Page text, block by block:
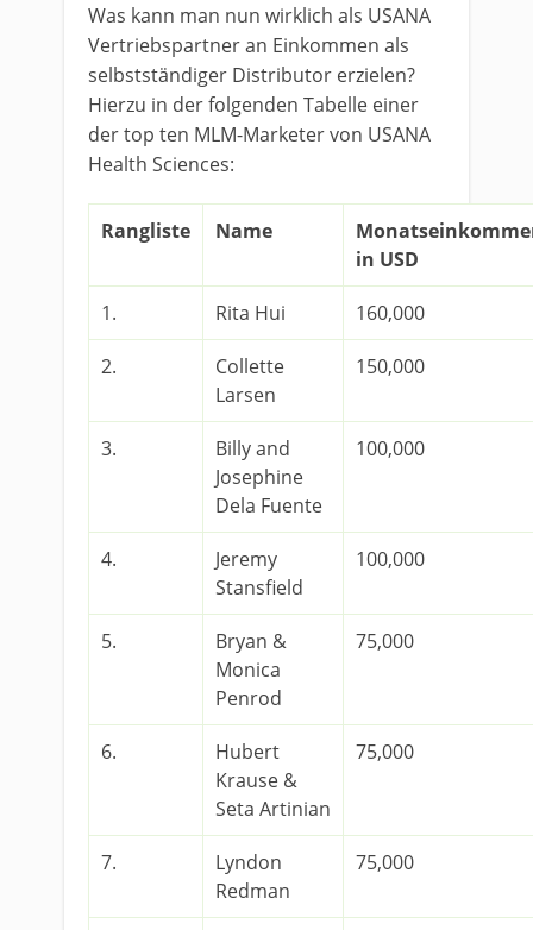
Was kann man nun wirklich als USANA
Vertriebspartner an Einkommen als
selbstständiger Distributor erzielen?
Hierzu in der folgenden Tabelle einer
der top ten MLM-Marketer von USANA
Health Sciences:
Rangliste Name
in USD
1. Rita Hui 160,000
2.
Collette
Larsen
150,000
3.
Billy and
Josephine
Dela Fuente
100,000
4.
Jeremy
Stansfield
100,000
5.
Bryan &
Monica
Penrod
75,000
6.
Hubert
Krause &
Seta Artinian
75,000
7.
Lyndon
Redman
75,000